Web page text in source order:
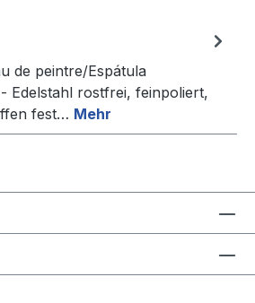
de peintre/Espátula
Edelstahl rostfrei, feinpoliert,
fest… Mehr